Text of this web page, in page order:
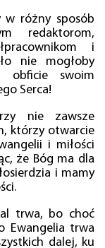
w różny sposób
redaktorom,
i
nie mogłoby
obficie swoim
Serca!
nie zawsze
którzy otwarcie
i miłości
że Bóg ma dla
i mamy
trwa, bo choć
Ewangelia trwa
dalej, ku